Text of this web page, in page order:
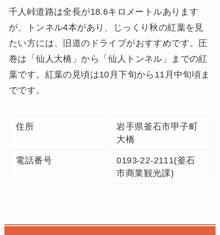
千人峠道路は全長が18.6キロメートルあります
が、トンネル4本があり、じっくり秋の紅葉を見
たい方には、旧道のドライブがおすすめです。圧
巻は「仙人大橋」から「仙人トンネル」までの紅
葉です。紅葉の見頃は10月下旬から11月中旬頃ま
でです。
住所
岩手県釜石市甲子町
大橋
電話番号
0193-22-2111(釜石
市商業観光課)